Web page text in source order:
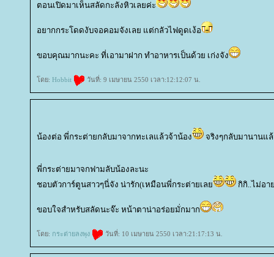
ตอนเปิดมาเห็นสลัดกะลังหิวเลยค่ะ
อยากกระโดดงับจอคอมจังเลย แต่กลัวไฟดูดเง้อ
ขอบคุณมากนะคะ ที่เอามาฝาก ทำอาหารเป็นด้วย เก่งจัง
ดย: Hobbit วันที่: 9 เมษายน 2550 เวลา:12:12:07 น.
น้องต่อ พี่กระต่ายกลับมาจากทะเลแล้วจ้าน้อง จริงๆกลับมานานแ
พี่กระต่ายมาจกฟามลับน้องละนะ
ชอบตัวการ์ตูนสาวๆนี่จัง น่ารัก(เหมือนพี่กระต่ายเล
กิกิ..ไม่
ขอบใจสำหรับสลัดนะจ๊ะ หน้าตาน่าอร่อยมั่กมาก
ดย: กระต่ายลงพุง วันที่: 10 เมษายน 2550 เวลา:21:17:13 น.